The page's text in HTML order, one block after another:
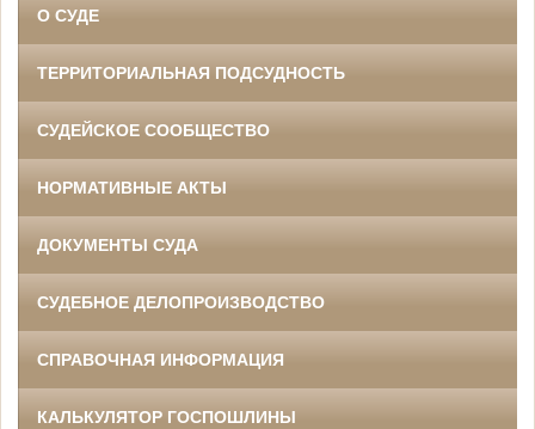
О СУДЕ
ТЕРРИТОРИАЛЬНАЯ ПОДСУДНОСТЬ
СУДЕЙСКОЕ СООБЩЕСТВО
НОРМАТИВНЫЕ АКТЫ
ДОКУМЕНТЫ СУДА
СУДЕБНОЕ ДЕЛОПРОИЗВОДСТВО
СПРАВОЧНАЯ ИНФОРМАЦИЯ
КАЛЬКУЛЯТОР ГОСПОШЛИНЫ